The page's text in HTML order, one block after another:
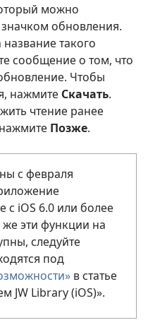
можно
обновления.
такого
сообщение о том, что
Чтобы
нажмите Скачать.
чтение ранее
Позже.
с февраля
с iOS 6.0 или более
эти функции на
следуйте
под
в статье
JW Library (iOS)».